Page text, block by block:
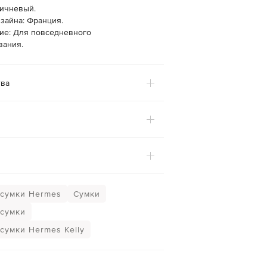
Франция.
Для повседневного
Hermes
Сумки
Hermes Kelly